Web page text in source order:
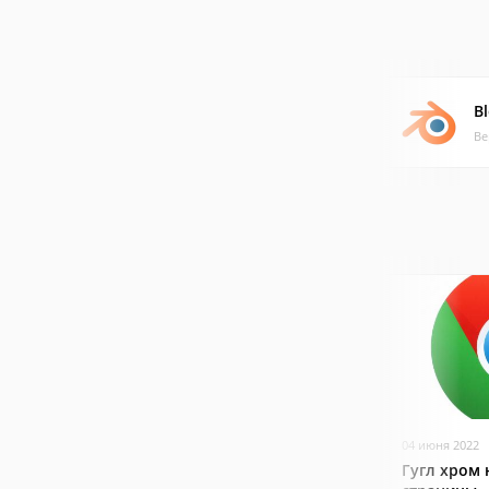
04 июня 2022
Гугл хром